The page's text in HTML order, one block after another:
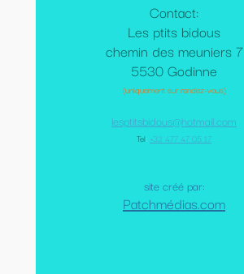
Contact:
Les ptits bidous
chemin des meuniers 7
5530 Godinne
(uniquement sur rendez-vous)
lesptitsbidous@hotmail.com
Tel: +32 477 47 05 17
site créé par:
Patchmédias.com